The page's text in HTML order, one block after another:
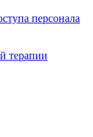
персонала
терапии